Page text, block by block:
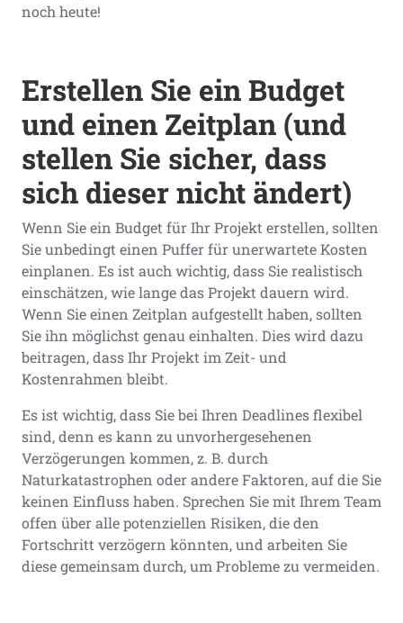
noch heute!
Erstellen Sie ein Budget
und einen Zeitplan (und
stellen Sie sicher, dass
sich dieser nicht ändert)
Wenn Sie ein Budget für Ihr Projekt erstellen, sollten
Sie unbedingt einen Puffer für unerwartete Kosten
einplanen. Es ist auch wichtig, dass Sie realistisch
einschätzen, wie lange das Projekt dauern wird.
Wenn Sie einen Zeitplan aufgestellt haben, sollten
Sie ihn möglichst genau einhalten. Dies wird dazu
beitragen, dass Ihr Projekt im Zeit- und
Kostenrahmen bleibt.
Es ist wichtig, dass Sie bei Ihren Deadlines flexibel
sind, denn es kann zu unvorhergesehenen
Verzögerungen kommen, z. B. durch
Naturkatastrophen oder andere Faktoren, auf die Sie
keinen Einfluss haben. Sprechen Sie mit Ihrem Team
offen über alle potenziellen Risiken, die den
Fortschritt verzögern könnten, und arbeiten Sie
diese gemeinsam durch, um Probleme zu vermeiden.